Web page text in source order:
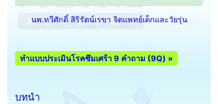
นพ.ทวีศักดิ์ สิริรัตน์เรขา จิตแพทย์เด็กและวัยรุ่น
ทำแบบประเมินโรคซึมเศร้า 9 คำถาม (9Q) »
บทนำ